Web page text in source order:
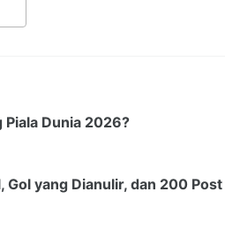
Piala Dunia 2026?
Gol yang Dianulir, dan 200 Post